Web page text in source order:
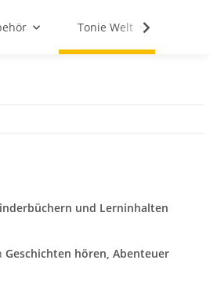
Tonie Welt
und Lerninhalten
Geschichten hören, Abenteuer